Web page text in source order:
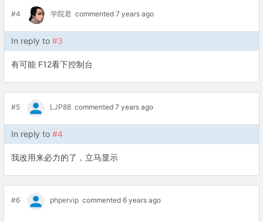
#4 学院君 commented 7 years ago
In reply to #3
有可能 F12看下控制台
#5 LJP88 commented 7 years ago
In reply to #4
我改用来必力的了，立马显示
#6 phpervip commented 6 years ago